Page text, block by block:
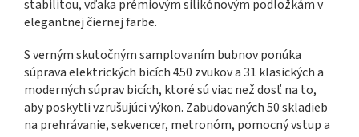
stabilitou, vďaka prémiovým silikónovým podložkám v
elegantnej čiernej farbe.
S verným skutočným samplovaním bubnov ponúka
súprava elektrických bicích 450 zvukov a 31 klasických a
moderných súprav bicích, ktoré sú viac než dosť na to,
aby poskytli vzrušujúci výkon. Zabudovaných 50 skladieb
na prehrávanie, sekvencer, metronóm, pomocný vstup a